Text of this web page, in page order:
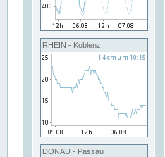
RHEIN - Koblenz
DONAU - Passau